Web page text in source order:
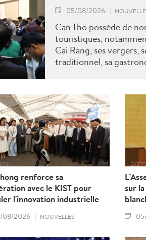
05/08/2026
Can Tho possède de
touristiques,
Cai Rang, ses vergers,
traditionnel, sa
qualité, durable et
tourisme écologique, le
le tourisme culturel et
tourisme MICE.
renforce sa
avec le KIST pour
l'innovation industrielle
08/2026 NOUVELLES
sur